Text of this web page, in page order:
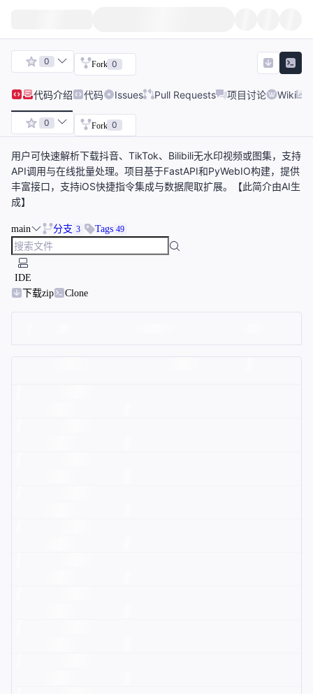
0 Fork 0
代码介绍 代码 Issues Pull Requests 项目讨论 Wiki
0 Fork 0
用户可快速解析下载抖音、TikTok、Bilibili无水印视频或图集，支持
API调用与在线批量处理。项目基于FastAPI和PyWebIO构建，提供
丰富接口，支持iOS快捷指令集成与数据爬取扩展。【此简介由AI生
成】
main 分支 3 Tags 49
IDE
下载zip
Clone